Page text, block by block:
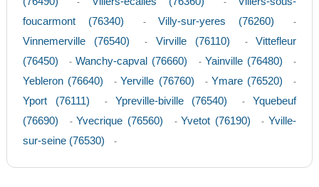
- -
foucarmont (76340)
- Villy-sur-yeres (76260) -
Vinnemerville (76540) - Virville (76110) - Vittefleur
(76450)
-Wanchy-capval (76660) - Yainville (76480) -
Yebleron (76640) - Yerville (76760) - Ymare (76520) -
Yport (76111) - Ypreville-biville (76540) - Yquebeuf
(76690)
- Yvecrique (76560) - Yvetot (76190) - Yville-
sur-seine (76530)
-